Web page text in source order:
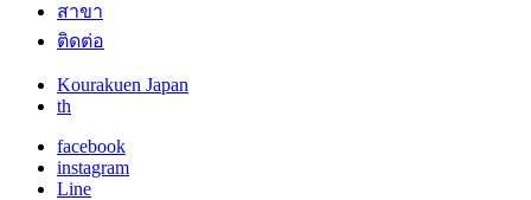
สาขา
ติดต่อ
Kourakuen Japan
th
facebook
instagram
Line